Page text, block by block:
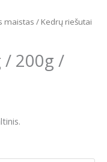
maistas / Kedrų riešutai
/ 200g /